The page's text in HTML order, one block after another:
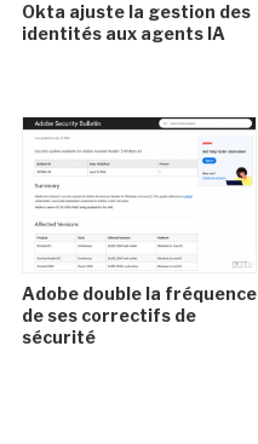
Okta ajuste la gestion des
identités aux agents IA
Adobe double la fréquence
de ses correctifs de
sécurité